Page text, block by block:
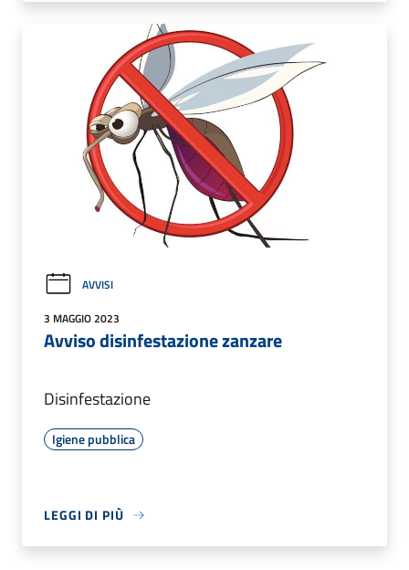
AVVISI
3 MAGGIO 2023
Avviso disinfestazione zanzare
Disinfestazione
Igiene pubblica
LEGGI DI PIÙ